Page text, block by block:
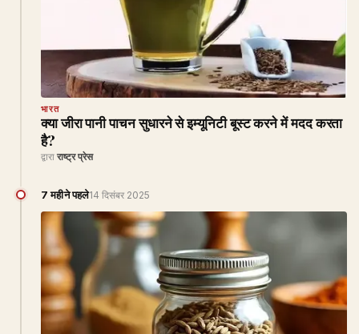
भारत
क्या जीरा पानी पाचन सुधारने से इम्यूनिटी बूस्ट करने में मदद करता
है?
द्वारा राष्ट्र प्रेस
7 महीने पहले14 दिसंबर 2025